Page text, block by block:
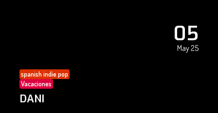
05
May 25
spanish indie pop
Vacaciones
DANI